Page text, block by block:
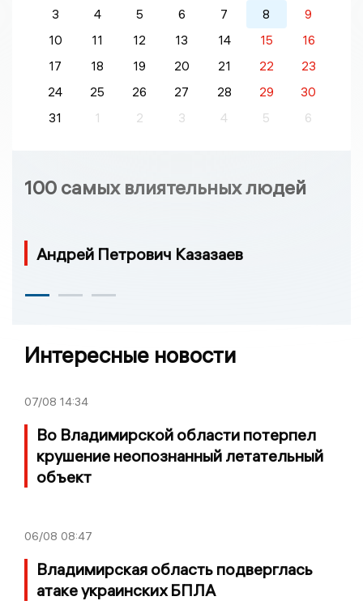
3
4 5 6 7 8
9
10
11 12 13 14 15
16
17
18 19 20 21 22
23
24
25 26 27 28 29
30
31
1 2 3 4 5 6
100 самых влиятельных людей
Андрей Петрович Казазаев
Интересные новости
07/08 14:34
Во Владимирской области потерпел
крушение неопознанный летательный
объект
06/08 08:47
Владимирская область подверглась
атаке украинских БПЛА